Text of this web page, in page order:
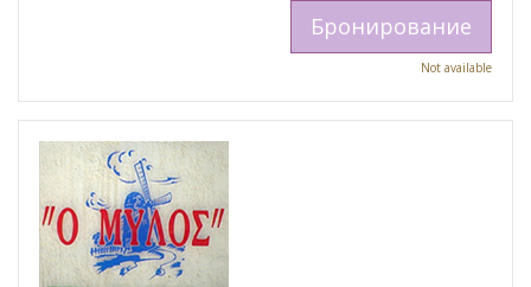
Бронирование
Not available